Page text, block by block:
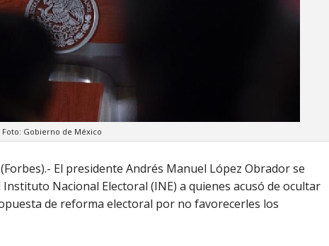
Foto: Gobierno de México
El presidente Andrés Manuel López Obrador se
Nacional Electoral (INE) a quienes acusó de ocultar
de reforma electoral por no favorecerles los